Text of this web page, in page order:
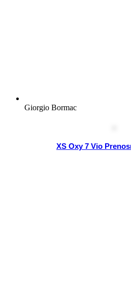
Giorgio Bormac
XS Oxy 7 Vio